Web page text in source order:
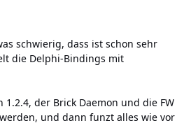
schwierig, dass ist schon sehr
die Delphi-Bindings mit
der Brick Daemon und die FW
und dann funzt alles wie vor